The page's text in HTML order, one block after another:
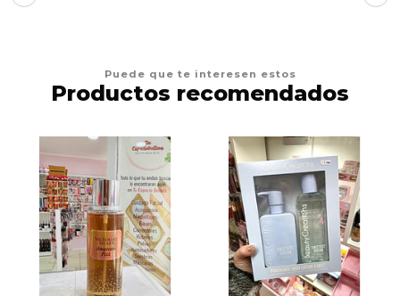
Puede que te interesen estos
Productos recomendados